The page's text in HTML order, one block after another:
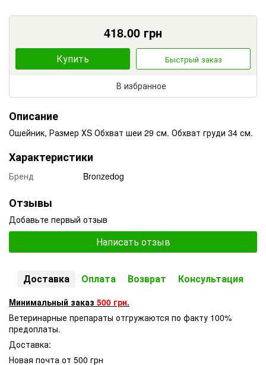
418.00 грн
Купить Быстрый заказ
В избранное
Описание
Ошейник, Размер ХS Обхват шеи 29 см. Обхват груди 34 см.
Характеристики
Бренд Bronzedog
Отзывы
Добавьте первый отзыв
Написать отзыв
Доставка Оплата Возврат Консультация
Минимальный заказ 500 грн.
Ветеринарные препараты отгружаются по факту 100%
предоплаты.
Доставка:
Новая почта от 500 грн